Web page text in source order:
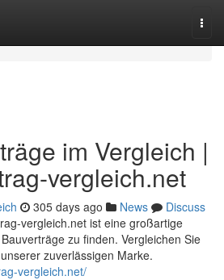
im Vergleich |
vergleich.net
305 days ago News
Discuss
vergleich.net ist eine großartige
zu finden. Vergleichen Sie
zuverlässigen Marke.
vergleich.net/